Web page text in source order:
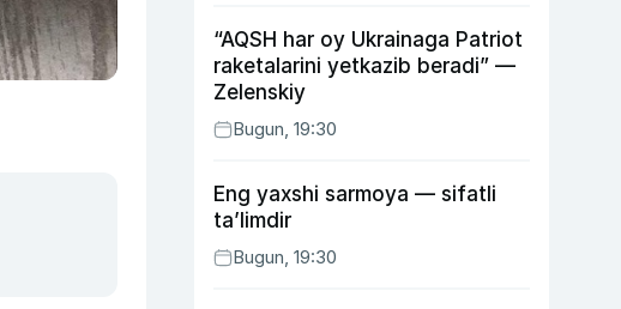
“AQSH har oy Ukrainaga Patriot
raketalarini yetkazib beradi” —
Zelenskiy
Bugun, 19:30
Eng yaxshi sarmoya — sifatli
ta’limdir
Bugun, 19:30